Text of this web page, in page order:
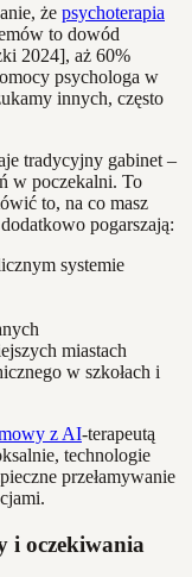
że psychoterapia
to dowód
2024], aż 60%
psychologa w
innych, często
tradycyjny gabinet –
w poczekalni. To
to, na co masz
pogarszają:
systemie
miastach
w szkołach i
z AI-terapeutą
technologie
przełamywanie
i oczekiwania